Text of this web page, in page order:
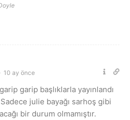
10 ay önce
garip başlıklarla yayınlandı
julie bayağı sarhoş gibi
bir durum olmamıştır.